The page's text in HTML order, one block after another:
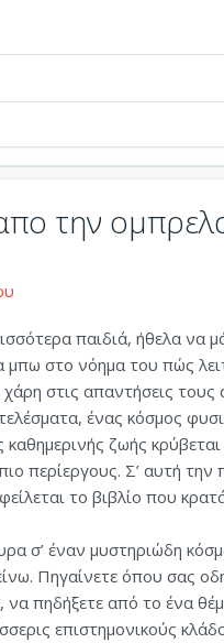
την
παιδιά, ήθελα να
μπω στο νόημα του πώς
χάρη στις απαντήσεις
ένας κόσμος
ζωής
περίεργους. Σ’ αυτή
το βιβλίο που
σ’ έναν μυστηριώδη
Πηγαίνετε όπου σας
να πηδήξετε από το ένα
επιστημονικούς